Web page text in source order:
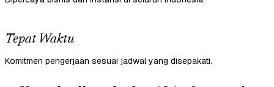
Tepat Waktu
Komitmen pengerjaan sesuai jadwal yang disepakati.